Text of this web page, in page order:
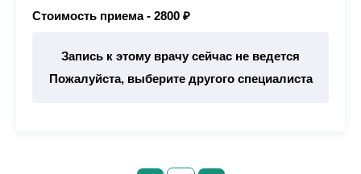
Стоимость приема - 2800 ₽
Запись к этому врачу сейчас не ведется
Пожалуйста, выберите другого специалиста